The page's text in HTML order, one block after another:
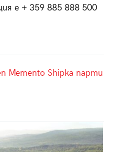
е + 359 885 888 500
Memento Shipka парти